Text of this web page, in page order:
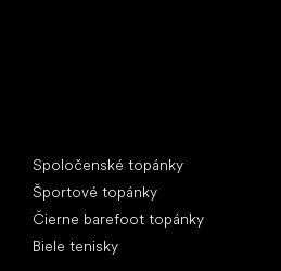
Spoločenské topánky
Športové topánky
Čierne barefoot topánky
Biele tenisky